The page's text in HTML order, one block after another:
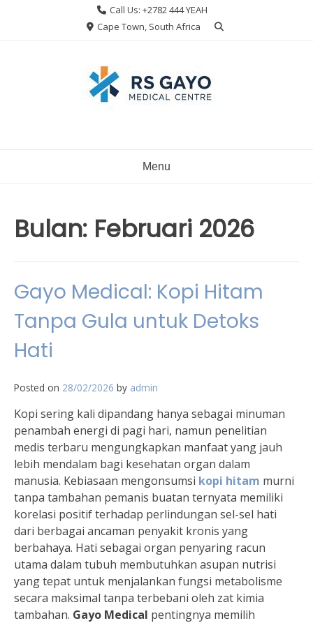
Call Us: +2782 444 YEAH
Cape Town, South Africa
Menu
Bulan: Februari 2026
Gayo Medical: Kopi Hitam
Tanpa Gula untuk Detoks
Hati
Posted on 28/02/2026 by admin
Kopi sering kali dipandang hanya sebagai minuman
penambah energi di pagi hari, namun penelitian
medis terbaru mengungkapkan manfaat yang jauh
lebih mendalam bagi kesehatan organ dalam
manusia. Kebiasaan mengonsumsi kopi hitam murni
tanpa tambahan pemanis buatan ternyata memiliki
korelasi positif terhadap perlindungan sel-sel hati
dari berbagai ancaman penyakit kronis yang
berbahaya. Hati sebagai organ penyaring racun
utama dalam tubuh membutuhkan asupan nutrisi
yang tepat untuk menjalankan fungsi metabolisme
secara maksimal tanpa terbebani oleh zat kimia
tambahan. Gayo Medical pentingnya memilih